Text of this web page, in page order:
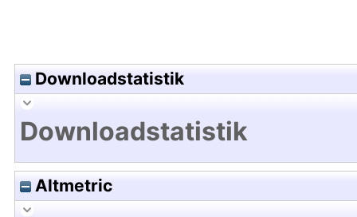
Downloadstatistik
Downloadstatistik
Altmetric